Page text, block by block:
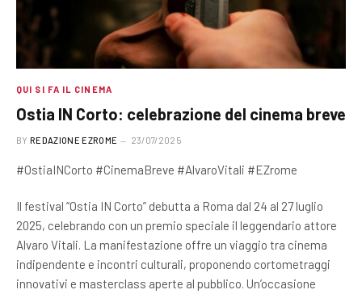
QUI SI FA IL CINEMA
Ostia IN Corto: celebrazione del cinema breve
BY REDAZIONE EZROME 23/07/2025
#OstiaINCorto #CinemaBreve #AlvaroVitali #EZrome
Il festival “Ostia IN Corto” debutta a Roma dal 24 al 27 luglio
2025, celebrando con un premio speciale il leggendario attore
Alvaro Vitali. La manifestazione offre un viaggio tra cinema
indipendente e incontri culturali, proponendo cortometraggi
innovativi e masterclass aperte al pubblico. Un’occasione